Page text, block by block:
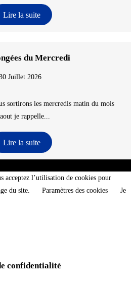
Lire la suite
du Mercredi
Juillet 2026
sortirons les mercredis matin du mois
je rappelle...
Lire la suite
acceptez l’utilisation de cookies pour
du site.
Paramètres des cookies
Je
confidentialité